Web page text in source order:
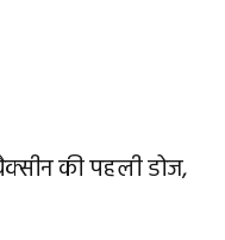
की पहली डोज,